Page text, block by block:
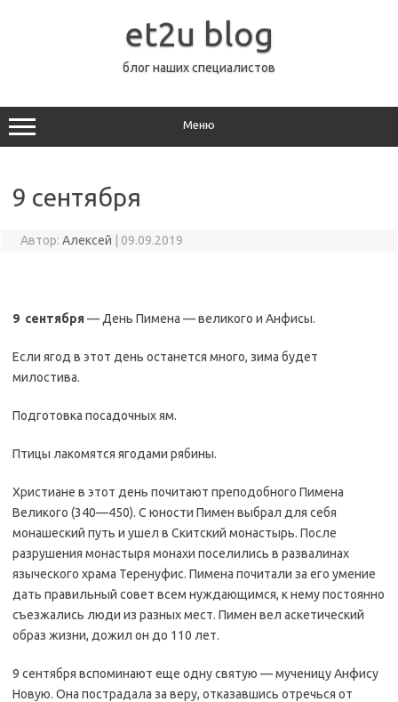
et2u blog
блог наших специалистов
Меню
9 сентября
Автор: Алексей 09.09.2019
9 сентября— День Пимена — великого и Анфисы.
Если ягод в этот день останется много, зима будет
милостива.
Подготовка посадочных ям.
Птицы лакомятся ягодами рябины.
Христиане в этот день почитают преподобного Пимена
Великого (340—450). С юности Пимен выбрал для себя
монашеский путь и ушел в Скитский монастырь. После
разрушения монастыря монахи поселились в развалинах
языческого храма Теренуфис. Пимена почитали за его умение
дать правильный совет всем нуждающимся, к нему постоянно
съезжались люди из разных мест. Пимен вел аскетический
образ жизни, дожил он до 110 лет.
9 сентября вспоминают еще одну святую — мученицу Анфису
Новую. Она пострадала за веру, отказавшись отречься от